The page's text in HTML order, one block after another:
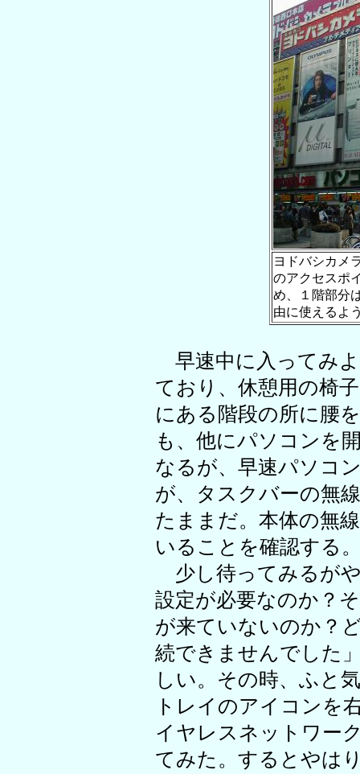
ヨドバシカメ
のアクセスポ
め、１階部分
由に使えるよ
早速中に入ってみ
ており、休憩用の椅
にある階段の所に腰
も、他にパソコンを
なるが、早速パソコ
が、タスクバーの無
たままだ。本体の無
いることを確認する
少し待ってみるが
設定が必要なのか？
が来ていないのか？
続できませんでした
しい。その時、ふと
トレイのアイコンを
イヤレスネットワー
てみた。するとやは